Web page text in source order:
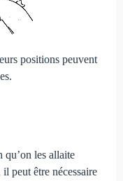
positions peuvent
qu’on les allaite
peut être nécessaire